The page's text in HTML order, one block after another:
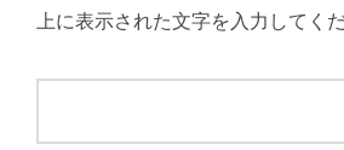
上に表示された文字を入力してくだ